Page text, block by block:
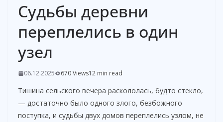
Судьбы деревни
переплелись в один
узел
06.12.2025 670 Views12 min read
Тишина сельского вечера раскололась, будто стекло,
— достаточно было одного злого, безбожного
поступка, и судьбы двух домов переплелись узлом, не